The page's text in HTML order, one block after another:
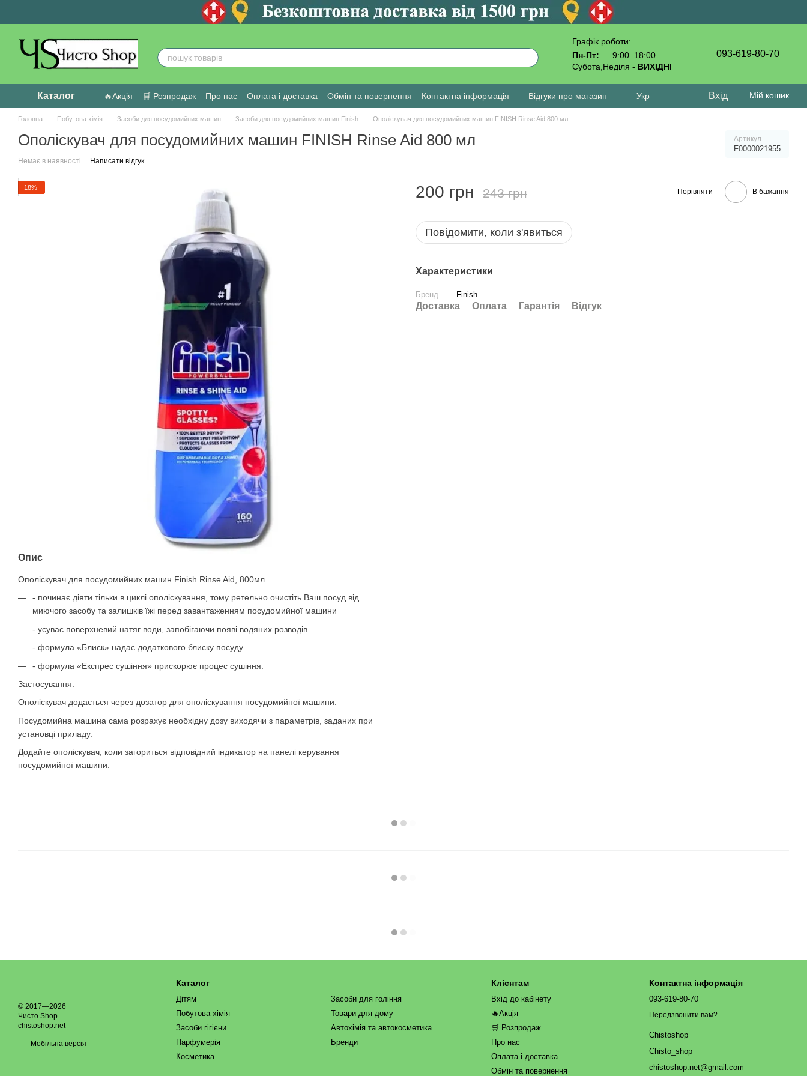
Графік роботи:
Пн-Пт:
9:00–18:00
Субота,Неділя - ВИХІДНІ
093-619-80-70
Каталог 🔥Акція 🛒 Розпродаж Про нас Оплата і доставка Обмін та повернення Контактна інформація Відгуки про магазин Укр Вхід Мій кошик
Головна Побутова хімія Засоби для посудомийних машин Засоби для посудомийних машин Finish Ополіскувач для посудомийних машин FINISH Rinse Aid 800 мл
Ополіскувач для посудомийних машин FINISH Rinse Aid 800 мл Артикул
F0000021955
Немає в наявності Написати відгук
18%
Опис
Ополіскувач для посудомийних машин Finish Rinse Aid, 800мл.
- починає діяти тільки в циклі ополіскування, тому ретельно очистіть Ваш посуд від
миючого засобу та залишків їжі перед завантаженням посудомийної машини
- усуває поверхневий натяг води, запобігаючи появі водяних розводів
- формула «Блиск» надає додаткового блиску посуду
- формула «Експрес сушіння» прискорює процес сушіння.
Застосування:
Ополіскувач додається через дозатор для ополіскування посудомийної машини.
Посудомийна машина сама розрахує необхідну дозу виходячи з параметрів, заданих при
установці приладу.
Додайте ополіскувач, коли загориться відповідний індикатор на панелі керування
посудомийної машини.
200 грн 243 грн Порівняти В бажання
Повідомити, коли з'явиться
Характеристики
Бренд Finish
Доставка Оплата Гарантія Відгук
© 2017—2026
Чисто Shop
chistoshop.net
Мобільна версія
Каталог
Дітям
Побутова хімія
Засоби гігієни
Парфумерія
Косметика
Засоби для гоління
Товари для дому
Автохімія та автокосметика
Бренди
Клієнтам
Вхід до кабінету
🔥Акція
🛒 Розпродаж
Про нас
Оплата і доставка
Обмін та повернення
Контактна інформація
093-619-80-70
Передзвонити вам?
Chistoshop
Chisto_shop
chistoshop.net@gmail.com